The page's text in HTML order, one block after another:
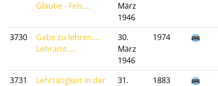
Glaube - Fels....
März
1946
3730
Gabe zu lehren....
Lehramt....
30.
März
1946
1974
3731
Lehrtätigkeit in der
31.
1883